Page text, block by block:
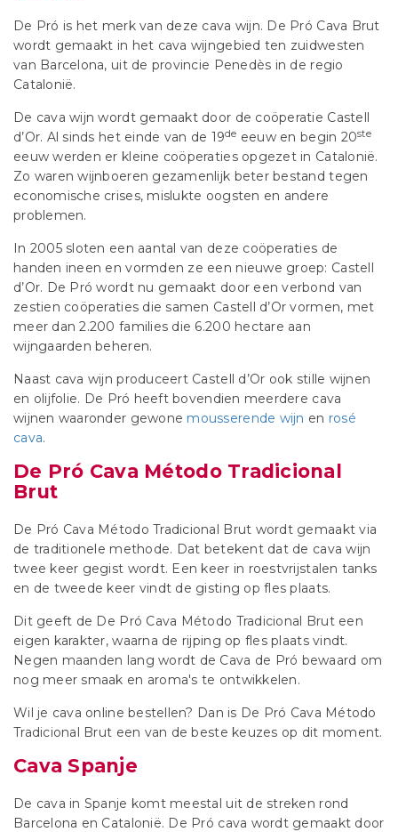
De Pró is het merk van deze cava wijn. De Pró Cava Brut
wordt gemaakt in het cava wijngebied ten zuidwesten
van Barcelona, uit de provincie Penedès in de regio
Catalonië.
De cava wijn wordt gemaakt door de coöperatie Castell
d’Or. Al sinds het einde van de 19de eeuw en begin 20ste
eeuw werden er kleine coöperaties opgezet in Catalonië.
Zo waren wijnboeren gezamenlijk beter bestand tegen
economische crises, mislukte oogsten en andere
problemen.
In 2005 sloten een aantal van deze coöperaties de
handen ineen en vormden ze een nieuwe groep: Castell
d’Or. De Pró wordt nu gemaakt door een verbond van
zestien coöperaties die samen Castell d’Or vormen, met
meer dan 2.200 families die 6.200 hectare aan
wijngaarden beheren.
Naast cava wijn produceert Castell d’Or ook stille wijnen
en olijfolie. De Pró heeft bovendien meerdere cava
wijnen waaronder gewone mousserende wijn en rosé
cava.
De Pró Cava Método Tradicional
Brut
De Pró Cava Método Tradicional Brut wordt gemaakt via
de traditionele methode. Dat betekent dat de cava wijn
twee keer gegist wordt. Een keer in roestvrijstalen tanks
en de tweede keer vindt de gisting op fles plaats.
Dit geeft de De Pró Cava Método Tradicional Brut een
eigen karakter, waarna de rijping op fles plaats vindt.
Negen maanden lang wordt de Cava de Pró bewaard om
nog meer smaak en aroma's te ontwikkelen.
Wil je cava online bestellen? Dan is De Pró Cava Método
Tradicional Brut een van de beste keuzes op dit moment.
Cava Spanje
De cava in Spanje komt meestal uit de streken rond
Barcelona en Catalonië. De Pró cava wordt gemaakt door